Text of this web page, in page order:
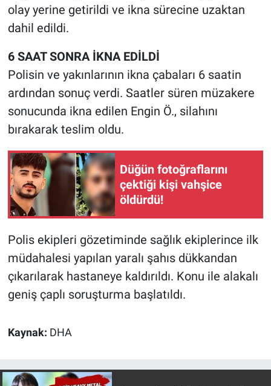
olay yerine getirildi ve ikna sürecine uzaktan
dahil edildi.
6 SAAT SONRA İKNA EDİLDİ
Polisin ve yakınlarının ikna çabaları 6 saatin
ardından sonuç verdi. Saatler süren müzakere
sonucunda ikna edilen Engin Ö., silahını
bırakarak teslim oldu.
Düğün fotoğraflarını
çektiği kişi vahşice
öldürdü!
Polis ekipleri gözetiminde sağlık ekiplerince ilk
müdahalesi yapılan yaralı şahıs dükkandan
çıkarılarak hastaneye kaldırıldı. Konu ile alakalı
geniş çaplı soruşturma başlatıldı.
Kaynak: DHA
Yerel Yaşam
Canlı Yayın